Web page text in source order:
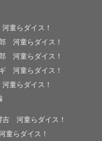
童らダイス！
河童らダイス！
河童らダイス！
河童らダイス！
童らダイス！
河童らダイス！
らダイス！